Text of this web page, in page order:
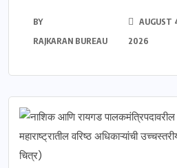
BY
RAJKARAN BUREAU
AUGUST
2026